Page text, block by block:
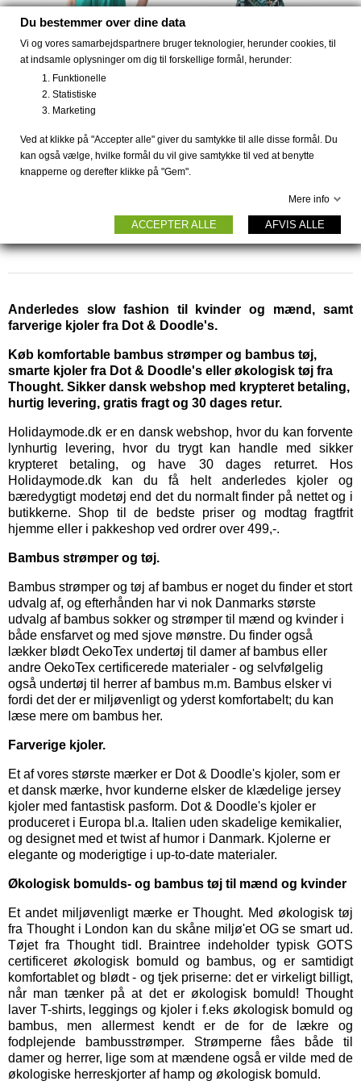
Kjole Molly Samba fra
Dot &...
699 DKK 149 DKK
Str. XL Kjole Indy
Sydney...
Anderledes slow fashion til kvinder og mænd, samt
farverige kjoler fra Dot & Doodle's.
Køb komfortable bambus strømper og bambus tøj,
smarte kjoler fra Dot & Doodle's eller økologisk tøj fra
Thought. Sikker dansk webshop med krypteret betaling,
hurtig levering, gratis fragt og 30 dages retur.
Holidaymode.dk er en dansk webshop, hvor du kan forvente
lynhurtig levering, hvor du trygt kan handle med sikker
krypteret betaling, og have 30 dages returret. Hos
Holidaymode.dk kan du få helt anderledes kjoler og
bæredygtigt modetøj end det du normalt finder på nettet og i
butikkerne. Shop til de bedste priser og modtag fragtfrit
hjemme eller i pakkeshop ved ordrer over 499,-.
Bambus strømper og tøj.
Bambus strømper og tøj af bambus er noget du finder et stort
udvalg af, og efterhånden har vi nok Danmarks største
udvalg af bambus sokker og strømper til mænd og kvinder i
både ensfarvet og med sjove mønstre. Du finder også
lækker blødt OekoTex undertøj til damer af bambus eller
andre OekoTex certificerede materialer - og selvfølgelig
også undertøj til herrer af bambus m.m. Bambus elsker vi
fordi det der er miljøvenligt og yderst komfortabelt; du kan
læse mere om bambus her.
Farverige kjoler.
Et af vores største mærker er Dot & Doodle's kjoler, som er
et dansk mærke, hvor kunderne elsker de klædelige jersey
kjoler med fantastisk pasform. Dot & Doodle's kjoler er
produceret i Europa bl.a. Italien uden skadelige kemikalier,
og designet med et twist af humor i Danmark. Kjolerne er
elegante og moderigtige i up-to-date materialer.
Økologisk bomulds- og bambus tøj til mænd og kvinder
Et andet miljøvenligt mærke erThought. Med økologisk tøj
fra Thought i London kan du skåne miljø'et OG se smart ud.
Tøjet fra Thought tidl. Braintree indeholder typisk GOTS
certificeret økologisk bomuld og bambus, og er samtidigt
komfortablet og blødt - og tjek priserne: det er virkeligt billigt,
når man tænker på at det er økologisk bomuld! Thought
laver T-shirts, leggings og kjoler i f.eks økologisk bomuld og
bambus, men allermest kendt er de for de lækre og
fodplejende bambusstrømper. Strømperne fåes både til
damer og herrer, lige som at mændene også er vilde med de
økologiske herreskjorter af hamp og økologisk bomuld.
Du bestemmer over dine data
Vi og vores samarbejdspartnere bruger teknologier, herunder cookies, til
at indsamle oplysninger om dig til forskellige formål, herunder:
Funktionelle
Statistiske
Marketing
Ved at klikke på "Accepter alle" giver du samtykke til alle disse formål. Du
kan også vælge, hvilke formål du vil give samtykke til ved at benytte
knapperne og derefter klikke på "Gem".
Mere info
ACCEPTER ALLE AFVIS ALLE